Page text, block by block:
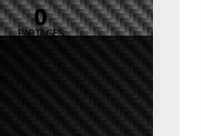
0
PARTAGES